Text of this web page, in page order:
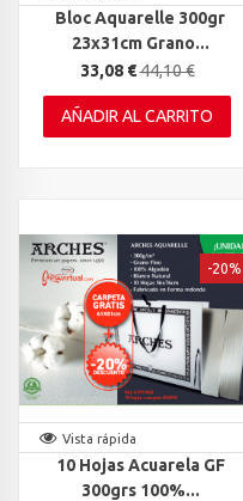
Bloc Aquarelle 300gr
23x31cm Grano...
33,08 €44,10 €
AÑADIR AL CARRITO
Vista rápida
10 Hojas Acuarela GF
300grs 100%...
-20%